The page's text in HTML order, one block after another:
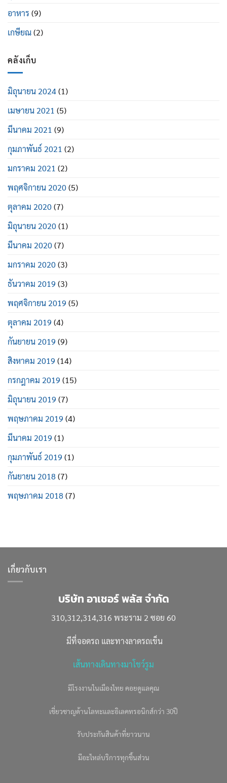
อาหาร (9)
เกษียณ(2)
คลังเก็บ
มิถุนายน 2024(1)
เมษายน 2021 (5)
มีนาคม 2021 (9)
กุมภาพันธ์ 2021 (2)
มกราคม 2021 (2)
พฤศจิกายน 2020(5)
ตุลาคม 2020(7)
มิถุนายน 2020(1)
มีนาคม 2020(7)
มกราคม 2020(3)
ธันวาคม 2019 (3)
พฤศจิกายน 2019 (5)
ตุลาคม 2019 (4)
กันยายน 2019 (9)
สิงหาคม 2019 (14)
กรกฎาคม 2019 (15)
มิถุนายน 2019 (7)
พฤษภาคม 2019 (4)
มีนาคม 2019 (1)
กุมภาพันธ์ 2019 (1)
กันยายน 2018(7)
พฤษภาคม 2018(7)
เกี่ยวกับเรา
บริษัท อาเชอร์ พลัส จำกัด
310,312,314,316 พระราม 2 ซอย 60
มีที่จอดรถ และทางลาดรถเข็น
เส้นทางเดินทางมาโชว์รูม
มีโรงงานในเมืองไทย คอยดูแลคุณ
เชี่ยวชาญด้านโลหะและอิเลคทรอนิกส์กว่า 30ปี
รับประกันสินค้าที่ยาวนาน
มีอะไหล่บริการทุกชิ้นส่วน